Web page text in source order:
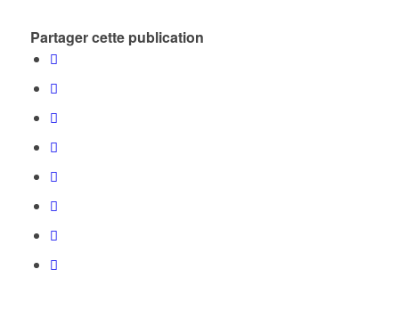
Partager cette publication